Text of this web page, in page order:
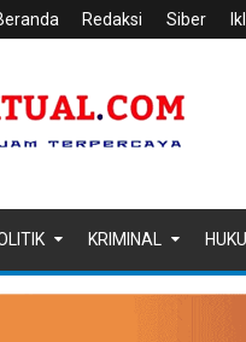
Redaksi Siber
KRIMINAL